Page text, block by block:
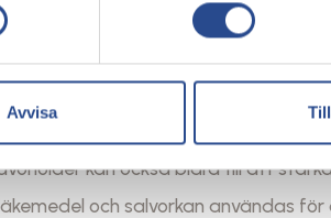
Avvisa
kan minskasvullnad och lindra
åderbråck och förvärra symtomen.
och minska obehag.
kan främja god
kan också bidra till att
och salvorkan användas